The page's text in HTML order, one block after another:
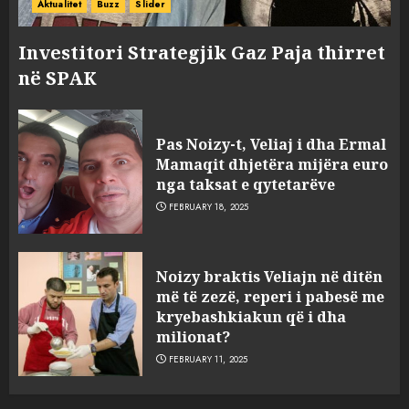
Aktualitet Buzz Slider
Investitori Strategjik Gaz Paja thirret
në SPAK
Pas Noizy-t, Veliaj i dha Ermal
Mamaqit dhjetëra mijëra euro
nga taksat e qytetarëve
FEBRUARY 18, 2025
Noizy braktis Veliajn në ditën
më të zezë, reperi i pabesë me
kryebashkiakun që i dha
milionat?
FEBRUARY 11, 2025
3
sulmuan “One Albania”,
ngjarja u fsheh. A u vodhën
serverat?
MARCH 25, 2025